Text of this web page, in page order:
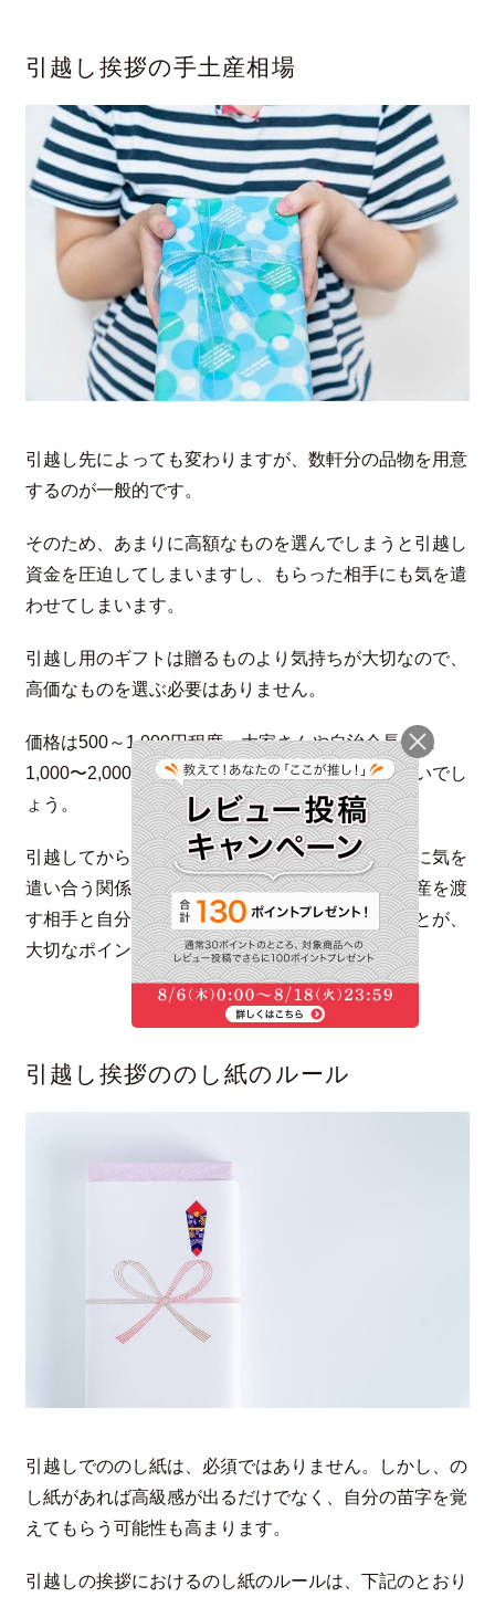
引越し挨拶の手土産相場
引越し先によっても変わりますが、数軒分の品物を用意
するのが一般的です。
そのため、あまりに高額なものを選んでしまうと引越し
資金を圧迫してしまいますし、もらった相手にも気を遣
わせてしまいます。
引越し用のギフトは贈るものより気持ちが大切なので、
高価なものを選ぶ必要はありません。
価格は500～1,000円程度、大家さんや自治会長には
1,000〜2,000円程度の少し良質のものを選ぶとよいでし
ょう。
引越してからの日常が本番なので、初めから過度に気を
遣い合う関係になるのは避けたいものです。手土産を渡
す相手と自分にとって負担のないギフトを選ぶことが、
大切なポイントになります。
引越し挨拶ののし紙のルール
引越しでののし紙は、必須ではありません。しかし、の
し紙があれば高級感が出るだけでなく、自分の苗字を覚
えてもらう可能性も高まります。
引越しの挨拶におけるのし紙のルールは、下記のとおり